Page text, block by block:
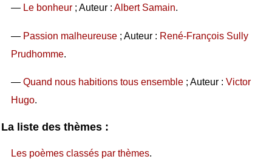
— Le bonheur; Auteur : Albert Samain.
— Passion malheureuse; Auteur : René-François Sully
Prudhomme.
— Quand nous habitions tous ensemble; Auteur : Victor
Hugo.
La liste des thèmes :
Les poèmes classés par thèmes.